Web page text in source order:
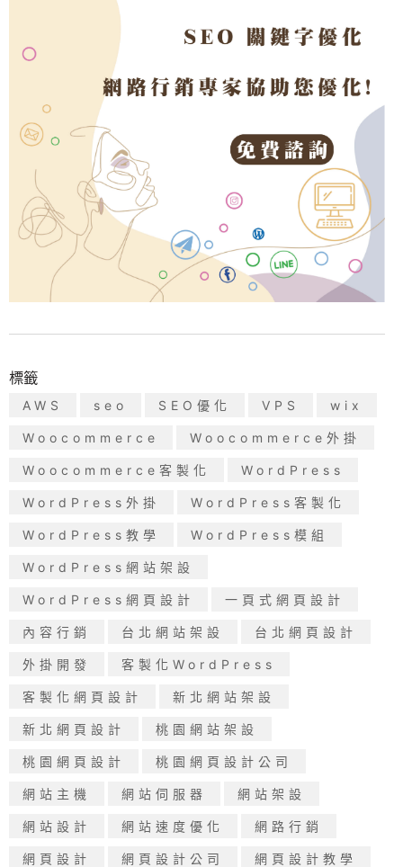
標籤
AWS seo SEO優化 VPS wix
Woocommerce Woocommerce外掛
Woocommerce客製化 WordPress
WordPress外掛 WordPress客製化
WordPress教學 WordPress模組
WordPress網站架設
WordPress網頁設計 一頁式網頁設計
內容行銷 台北網站架設 台北網頁設計
外掛開發 客製化WordPress
客製化網頁設計 新北網站架設
新北網頁設計 桃園網站架設
桃園網頁設計 桃園網頁設計公司
網站主機 網站伺服器 網站架設
網站設計 網站速度優化 網路行銷
網頁設計 網頁設計公司 網頁設計教學